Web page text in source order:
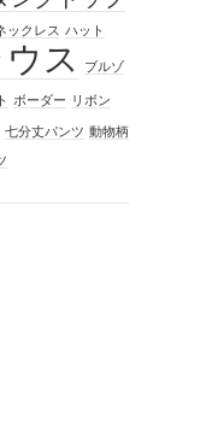
ックレス ハット
ス ブルゾ
ボーダー リボン
七分丈パンツ 動物柄